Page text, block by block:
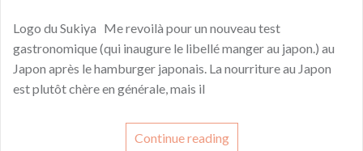
Logo du Sukiya Me revoilà pour un nouveau test
gastronomique (qui inaugure le libellé manger au japon.) au
Japon après le hamburger japonais. La nourriture au Japon
est plutôt chère en générale, mais il
Continue reading